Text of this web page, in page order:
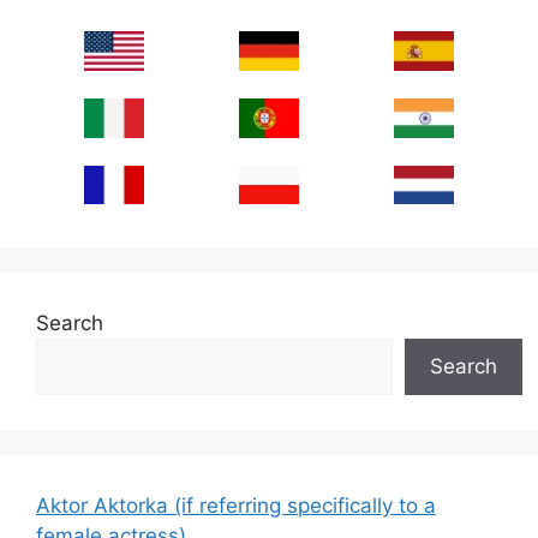
Search
Search
Aktor Aktorka (if referring specifically to a